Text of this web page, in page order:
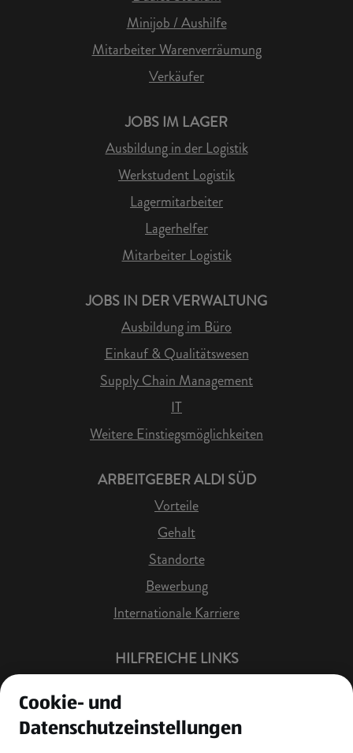
Minijob / Aushilfe
Mitarbeiter Warenverräumung
Verkäufer
JOBS IM LAGER
Ausbildung in der Logistik
Werkstudent Logistik
Lagermitarbeiter
Lagerhelfer
Mitarbeiter Logistik
JOBS IN DER VERWALTUNG
Ausbildung im Büro
Einkauf & Qualitätswesen
Supply Chain Management
IT
Weitere Einstiegsmöglichkeiten
ARBEITGEBER ALDI SÜD
Vorteile
Gehalt
Standorte
Bewerbung
Internationale Karriere
HILFREICHE LINKS
Job Benachrichtigung
Bewerberkonto
Cookie- und
Datenschutzeinstellungen